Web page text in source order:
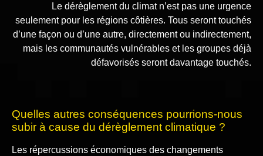
Le dérèglement du climat n’est pas une urgence
seulement pour les régions côtières. Tous seront touchés
d’une façon ou d’une autre, directement ou indirectement,
mais les communautés vulnérables et les groupes déjà
défavorisés seront davantage touchés.
Quelles autres conséquences pourrions-nous
subir à cause du dérèglement climatique ?
Les répercussions économiques des changements